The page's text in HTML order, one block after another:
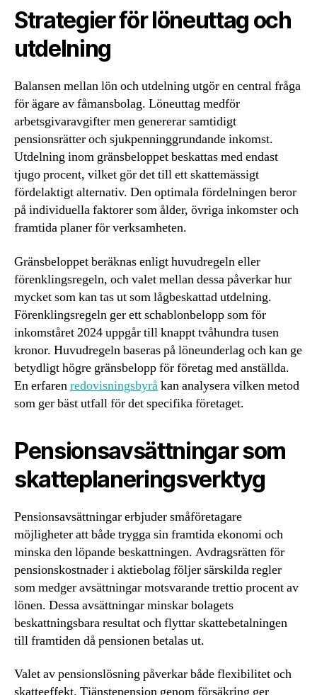
Strategier för löneuttag och
utdelning
Balansen mellan lön och utdelning utgör en central fråga
för ägare av fåmansbolag. Löneuttag medför
arbetsgivaravgifter men genererar samtidigt
pensionsrätter och sjukpenninggrundande inkomst.
Utdelning inom gränsbeloppet beskattas med endast
tjugo procent, vilket gör det till ett skattemässigt
fördelaktigt alternativ. Den optimala fördelningen beror
på individuella faktorer som ålder, övriga inkomster och
framtida planer för verksamheten.
Gränsbeloppet beräknas enligt huvudregeln eller
förenklingsregeln, och valet mellan dessa påverkar hur
mycket som kan tas ut som lågbeskattad utdelning.
Förenklingsregeln ger ett schablonbelopp som för
inkomståret 2024 uppgår till knappt tvåhundra tusen
kronor. Huvudregeln baseras på löneunderlag och kan ge
betydligt högre gränsbelopp för företag med anställda.
En erfarenredovisningsbyråkan analysera vilken metod
som ger bäst utfall för det specifika företaget.
Pensionsavsättningar som
skatteplaneringsverktyg
Pensionsavsättningar erbjuder småföretagare
möjligheter att både trygga sin framtida ekonomi och
minska den löpande beskattningen. Avdragsrätten för
pensionskostnader i aktiebolag följer särskilda regler
som medger avsättningar motsvarande trettio procent av
lönen. Dessa avsättningar minskar bolagets
beskattningsbara resultat och flyttar skattebetalningen
till framtiden då pensionen betalas ut.
Valet av pensionslösning påverkar både flexibilitet och